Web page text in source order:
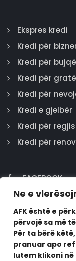
Ne e
AFK është e
përvojë sa më
Për ta bërë
pranuar apo
lutem klikoni
Ekspres kredi
Kredi për
Kredi për
Kredi për
Kredi për
Kredi e gjelbër
Kredi për
Kredi për
FACEBOOK
GOOGLE
INSTAGRAM
LINKEDIN